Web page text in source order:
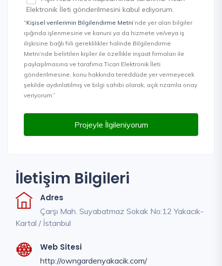
Elektronik İleti gönderilmesini kabul ediyorum.
“Kişisel verilerimin Bilgilendirme Metni’nde yer alan bilgiler
ışığında işlenmesine ve kanuni ya da hizmete ve/veya iş
ilişkisine bağlı fiili gereklilikler halinde Bilgilendirme
Metni’nde belirtilen kişiler ile özellikle inşaat firmaları ile
paylaşılmasına ve tarafıma Ticari Elektronik İleti
gönderilmesine, konu hakkında tereddüde yer vermeyecek
şekilde aydınlatılmış ve bilgi sahibi olarak, açık rızamla onay
veriyorum.”
Projeyle İlgileniyorum
İletişim Bilgileri
Adres
Çarşı Mah. Suyabatmaz Sokak No:12 Yakacık-
Kartal / İstanbul
Web Sitesi
http://owngardenyakacik.com/